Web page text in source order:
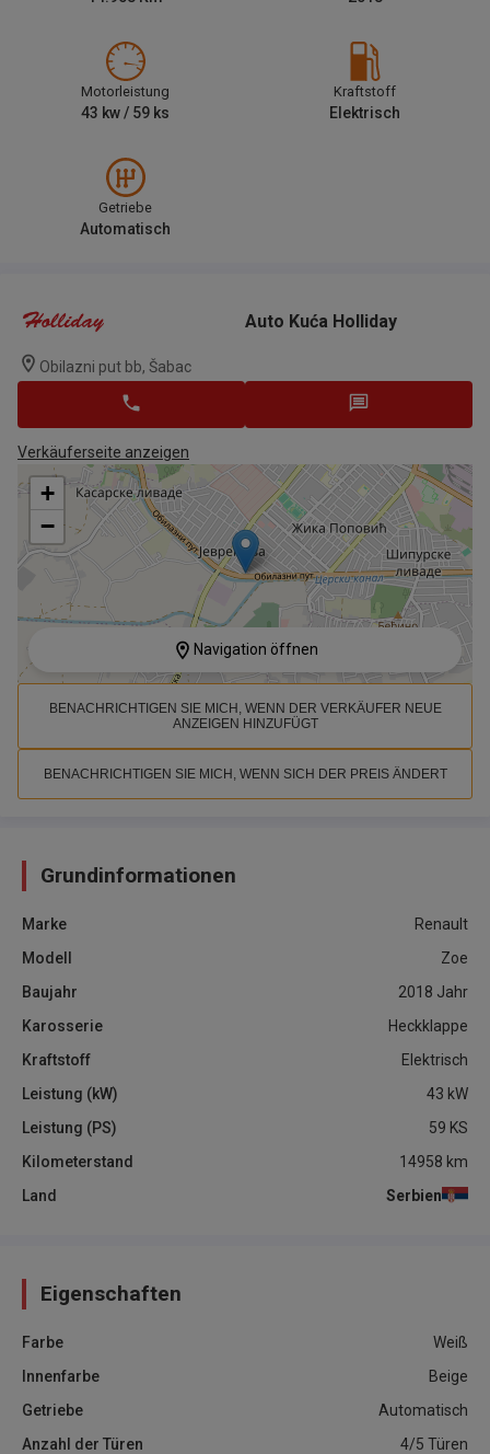
Motorleistung
43 kw / 59 ks
Kraftstoff
Elektrisch
Getriebe
Automatisch
Auto Kuća Holliday
Obilazni put bb, Šabac
Verkäuferseite anzeigen
+
−
Navigation öffnen
BENACHRICHTIGEN SIE MICH, WENN DER VERKÄUFER NEUE
ANZEIGEN HINZUFÜGT
BENACHRICHTIGEN SIE MICH, WENN SICH DER PREIS ÄNDERT
Grundinformationen
Marke
Renault
Modell
Zoe
Baujahr
2018 Jahr
Karosserie
Heckklappe
Kraftstoff
Elektrisch
Leistung (kW)
43 kW
Leistung (PS)
59 KS
Kilometerstand
14958 km
Land
Serbien
Eigenschaften
Farbe
Weiß
Innenfarbe
Beige
Getriebe
Automatisch
Anzahl der Türen
4/5 Türen